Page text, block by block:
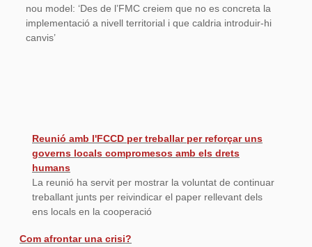
nou model: ‘Des de l’FMC creiem que no es concreta la
implementació a nivell territorial i que caldria introduir-hi
canvis’
Reunió amb l'FCCD per treballar per reforçar uns
governs locals compromesos amb els drets
humans
La reunió ha servit per mostrar la voluntat de continuar
treballant junts per reivindicar el paper rellevant dels
ens locals en la cooperació
Com afrontar una crisi?